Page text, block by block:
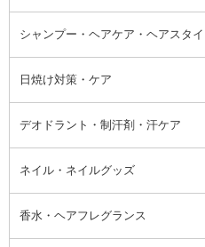
オールインワン化粧品
フェイスオイル・バーム
ブースター・導入液
洗い流すパック・マスク
リップクリーム・リップケア
コンシーラー
フェイスパウダー
まつげ美容液
アイシャドウ
アイブロウ・眉マスカラ
チーク
ハイライト・シェーディング
ボディケア全て
ボディケア
レッグ・フットケア
バストケア
ネイルケア
シャンプー・ヘアケア・ヘアスタ
シャンプー・ヘアケア・ヘアスタ
イリング全て
洗い流さないトリートメント
ヘアスタイリング剤
頭皮ケア・育毛剤
日焼け対策・ケア
日焼け対策・ケア全て
サンオイル・タンニング
その他日焼け対策・UVケア
デオドラント・制汗剤・汗ケア
デオドラント・制汗剤・汗ケア全
て
フット用デオドラント・制汗剤・
汗ケア
ネイル・ネイルグッズ
ネイル・ネイルグッズ全て
香水・ヘアフレグランス